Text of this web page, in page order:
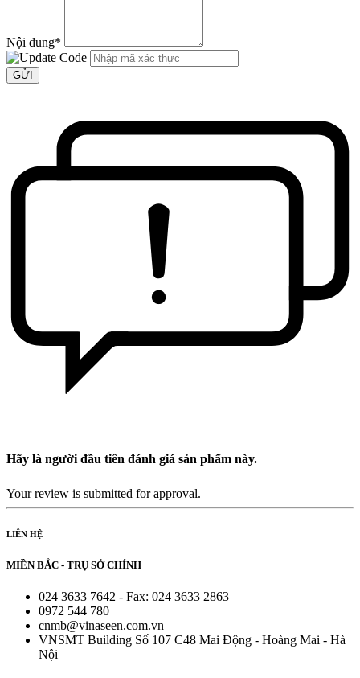
Nội dung*
GỬI
Hãy là người đầu tiên đánh giá sản phẩm này.
Your review is submitted for approval.
LIÊN HỆ
MIỀN BẮC - TRỤ SỞ CHÍNH
024 3633 7642 - Fax: 024 3633 2863
0972 544 780
cnmb@vinaseen.com.vn
VNSMT Building Số 107 C48 Mai Động - Hoàng Mai - Hà
Nội